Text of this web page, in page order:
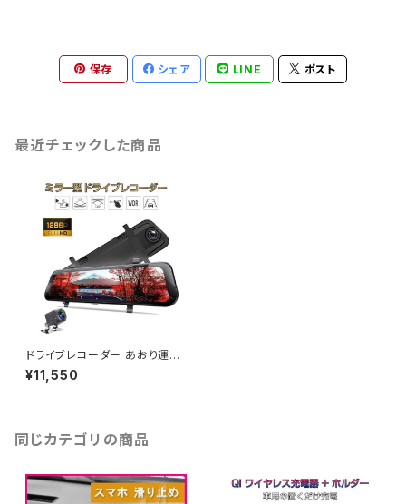
保存 シェア LINE ポスト
最近チェックした商品
ドライブレコーダー あおり運転
対策 1296p 200万画素 10イ
ンチモニター バックカメラ 6ヶ月
¥11,550
同じカテゴリの商品